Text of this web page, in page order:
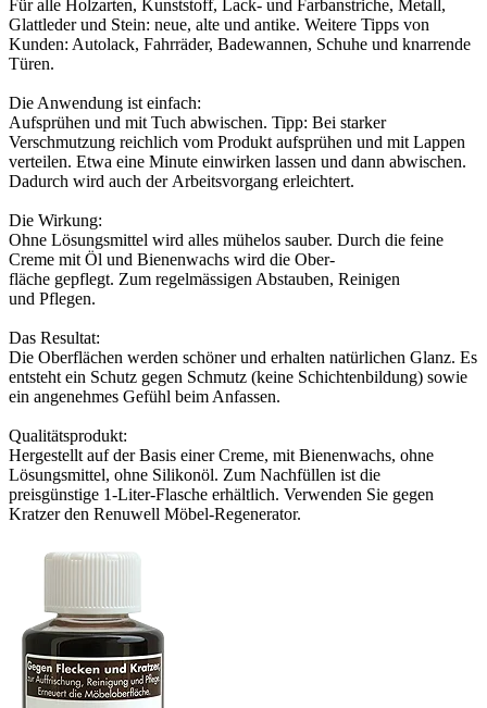
Für alle Holzarten, Kunststoff, Lack- und Farbanstriche, Metall,
Glattleder und Stein: neue, alte und antike. Weitere Tipps von
Kunden: Autolack, Fahrräder, Badewannen, Schuhe und knarrende
Türen.
Die Anwendung ist einfach:
Aufsprühen und mit Tuch abwischen. Tipp: Bei starker
Verschmutzung reichlich vom Produkt aufsprühen und mit Lappen
verteilen. Etwa eine Minute einwirken lassen und dann abwischen.
Dadurch wird auch der Arbeitsvorgang erleichtert.
Die Wirkung:
Ohne Lösungsmittel wird alles mühelos sauber. Durch die feine
Creme mit Öl und Bienenwachs wird die Ober-
fläche gepflegt. Zum regelmässigen Abstauben, Reinigen
und Pflegen.
Das Resultat:
Die Oberflächen werden schöner und erhalten natürlichen Glanz. Es
entsteht ein Schutz gegen Schmutz (keine Schichtenbildung) sowie
ein angenehmes Gefühl beim Anfassen.
Qualitätsprodukt:
Hergestellt auf der Basis einer Creme, mit Bienenwachs, ohne
Lösungsmittel, ohne Silikonöl. Zum Nachfüllen ist die
preisgünstige 1-Liter-Flasche erhältlich. Verwenden Sie gegen
Kratzer den Renuwell Möbel-Regenerator.